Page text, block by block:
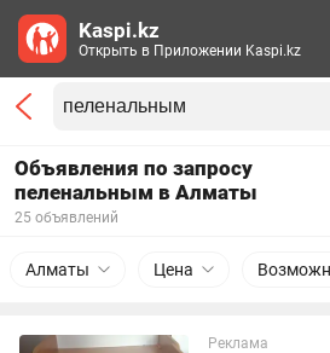
Объявления по запросу
пеленальным в Алматы
25 объявлений
Алматы Цена
Реклама
Kaspi.kz
Открыть в Приложении Kaspi.kz